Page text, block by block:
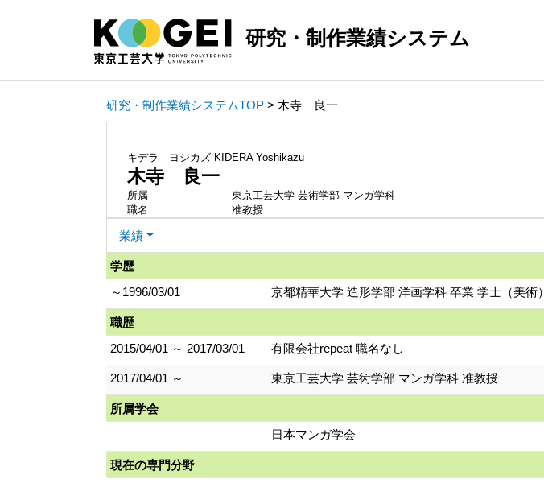
研究・制作業績システム
研究・制作業績システムTOP > 木寺 良一
キデラ ヨシカズ KIDERA Yoshikazu
木寺 良一
所属
東京工芸大学 芸術学部 マンガ学科
職名
准教授
業績
学歴
～1996/03/01
京都精華大学 造形学部 洋画学科 卒業 学士（美術）
職歴
2015/04/01 ～ 2017/03/01
有限会社repeat 職名なし
2017/04/01 ～ 東京工芸大学 芸術学部 マンガ学科 准教授
所属学会
日本マンガ学会
現在の専門分野